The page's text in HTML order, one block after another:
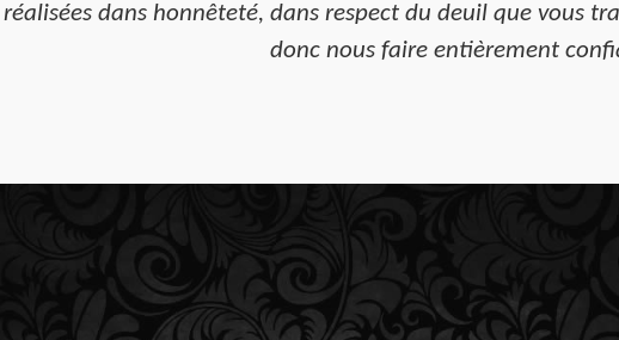
dans honnêteté, dans respect du deuil que vous
donc nous faire entièrement